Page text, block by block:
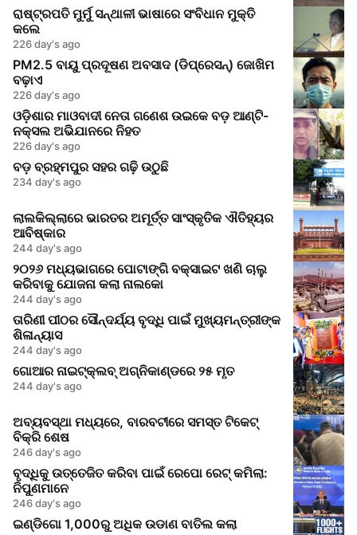
ରାଷ୍ଟ୍ରପତି ମୁର୍ମୁ ସନ୍ଥାଳୀ ଭାଷାରେ ସଂବିଧାନ ମୁକ୍ତି
କଲେ
226 day's ago
PM2.5 ବାୟୁ ପ୍ରଦୂଷଣ ଅବସାଦ (ଡିପ୍ରେସନ୍) ଜୋଖିମ
ବଢ଼ାଏ
226 day's ago
ଓଡ଼ିଶାର ମାଓବାଦୀ ନେତା ଗଣେଶ ଉଇକେ ବଡ଼ ଆଣ୍ଟି-
ନକ୍ସଲ ଅଭିଯାନରେ ନିହତ
226 day's ago
ବଡ଼ ବ୍ରହ୍ମପୁର ସହର ଗଢ଼ି ଉଠୁଛି
234 day's ago
ଲାଲକିଲ୍ଲାରେ ଭାରତର ଅମୂର୍ତ୍ତ ସାଂସ୍କୃତିକ ଐତିହ୍ୟର
ଆବିଷ୍କାର
244 day's ago
୨୦୨୬ ମଧ୍ୟଭାଗରେ ପୋଟାଙ୍ଗି ବକ୍ସାଇଟ ଖଣି ଚାଲୁ
କରିବାକୁ ଯୋଜନା କଲା ନାଲକୋ
244 day's ago
ତାରିଣୀ ପୀଠର ସୌନ୍ଦର୍ଯ୍ୟ ବୃଦ୍ଧି ପାଇଁ ମୁଖ୍ୟମନ୍ତ୍ରୀଙ୍କ
ଶିଳାନ୍ୟାସ
244 day's ago
ଗୋଆର ନାଇଟ୍‌କ୍ଲବ୍ ଅଗ୍ନିକାଣ୍ଡରେ ୨୫ ମୃତ
244 day's ago
ଅବ୍ୟବସ୍ଥା ମଧ୍ୟରେ, ବାରବଟୀରେ ସମସ୍ତ ଟିକେଟ୍
ବିକ୍ରି ଶେଷ
246 day's ago
ବୃଦ୍ଧିକୁ ଉତ୍ତେଜିତ କରିବା ପାଇଁ ରେପୋ ରେଟ୍ କମିଲା:
ନିପୁଣମାନେ
246 day's ago
ଇଣ୍ଡିଗୋ 1,000ରୁ ଅଧିକ ଉଡାଣ ବାତିଲ କଲା